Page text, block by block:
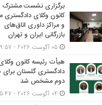
برگزاری نشست مشترک
کانون وکلای دادگستری
و مراکز داوری اتاق‌های
بازرگانی ایران و تهران
هیأت ‌رئیسه کانون
دادگستری گلستان
دوم مشخص شد